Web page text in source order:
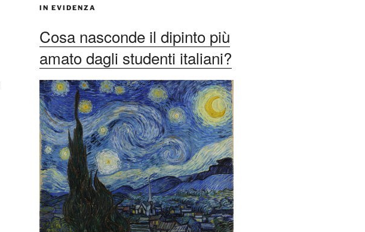
IN EVIDENZA
Cosa nasconde il dipinto più
amato dagli studenti italiani?